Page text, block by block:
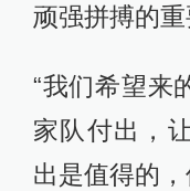
顽强拼搏的重
“我们希望来
家队付出，
出是值得的